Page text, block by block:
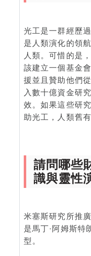
光工是一群經歷
是人類演化的領
人類。可惜的是
該建立一個基金
援並且贊助他們
入數十億資金研
效。如果這些研
助光工，人類舊
請問哪些
識與靈性
米塞斯研究所推
是馬丁·阿姆斯特
型。